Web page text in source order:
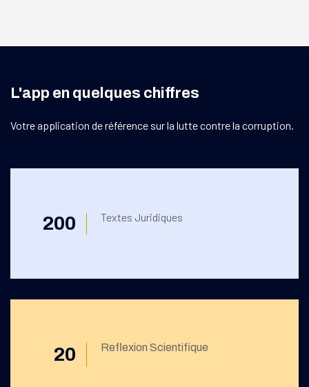
L'app en quelques chiffres
Votre application de référence sur la lutte contre la corruption.
200 Textes Juridiques
20 Reflexion Scientifique